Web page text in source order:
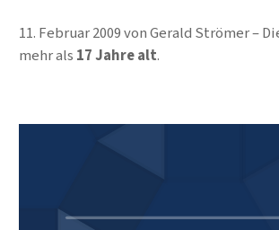
11. Februar 2009vonGerald Strömer
mehr als 17 Jahre alt.